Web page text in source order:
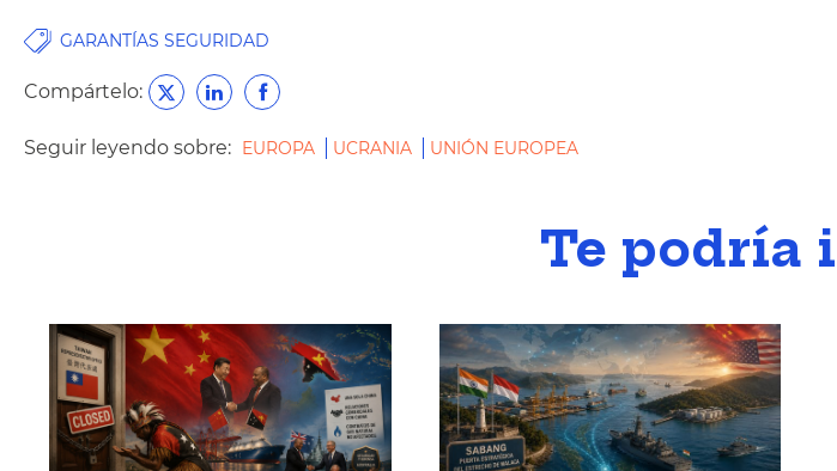
GARANTÍAS SEGURIDAD
Compártelo:
Seguir leyendo sobre: EUROPA UCRANIA UNIÓN EUROPEA
Te podría